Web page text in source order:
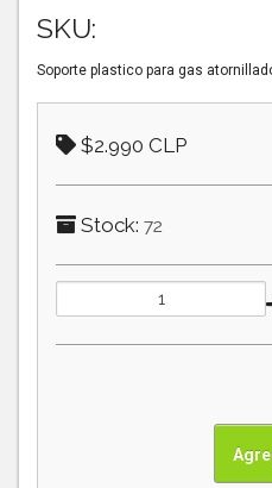
SKU:
Soporte plastico para gas
$2.990 CLP
Stock: 72